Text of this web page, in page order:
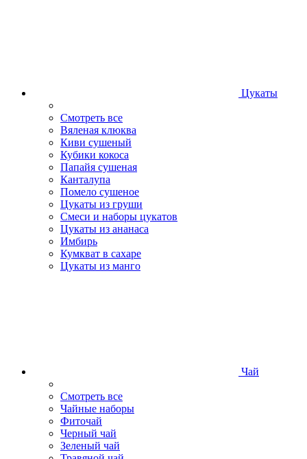
Цукаты
Смотреть все
Вяленая клюква
Киви сушеный
Кубики кокоса
Папайя сушеная
Канталупа
Помело сушеное
Цукаты из груши
Смеси и наборы цукатов
Цукаты из ананаса
Имбирь
Кумкват в сахаре
Цукаты из манго
Чай
Смотреть все
Чайные наборы
Фиточай
Черный чай
Зеленый чай